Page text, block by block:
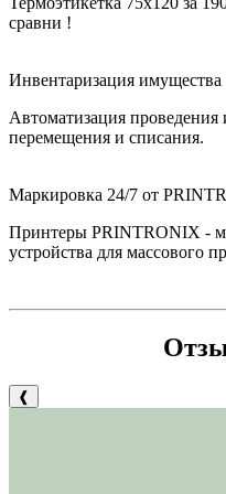
сравни !
Инвентаризация
Автоматизация
перемещения и списания.
Маркировка 24/7 от
Принтеры PRINTRONIX -
устройства для массового
❰